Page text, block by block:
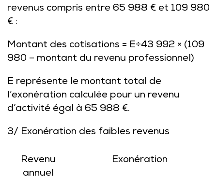
revenus compris entre 65 988 € et 109 980
€ :
Montant des cotisations = E÷43 992 × (109
980 – montant du revenu professionnel)
E représente le montant total de
l’exonération calculée pour un revenu
d’activité égal à 65 988 €.
3/ Exonération des faibles revenus
Revenu
annuel
Exonération